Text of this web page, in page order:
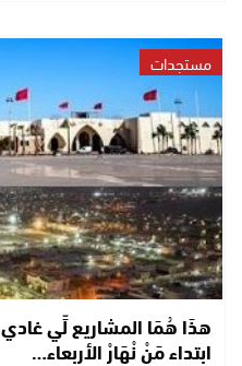
مستجدات
هذَا هُمَا المشاريع لِّي
ابتداء مَنْ نْهَارْ الأربعاء…